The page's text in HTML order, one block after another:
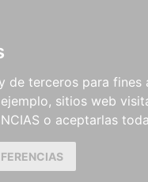
de terceros para
sitios web
o aceptarlas